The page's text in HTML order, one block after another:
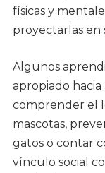
físicas y
proyectarlas en
Algunos
apropiado
comprender el
mascotas,
gatos o contar
vínculo social